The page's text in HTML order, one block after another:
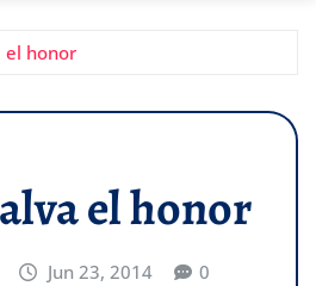
el honor
el honor
Jun 23, 2014 0